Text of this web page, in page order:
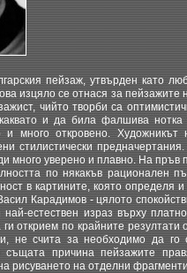
пейзаж, утвърден като
изцяло се отнася за
чийто творби са
и да била фалшива нотка
и много откровено.
стилистически
много уверено и плавно. На
по някакъв рационален
в картините, която определя
Карадимов - цялото
естествен израз върху
ги открием по крайните
не счита за необходимо да го
същата причина пейзажите
рисуването на отделни